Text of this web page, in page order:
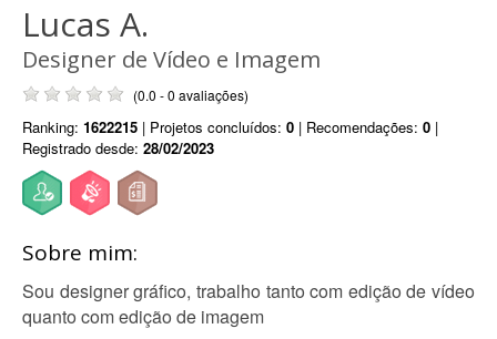
Lucas A.
Designer de Vídeo e Imagem
(0.0 - 0 avaliações)
Ranking: 1622215 | Projetos concluídos: 0 | Recomendações: 0 |
Registrado desde: 28/02/2023
Sobre mim:
Sou designer gráfico, trabalho tanto com edição de vídeo
quanto com edição de imagem